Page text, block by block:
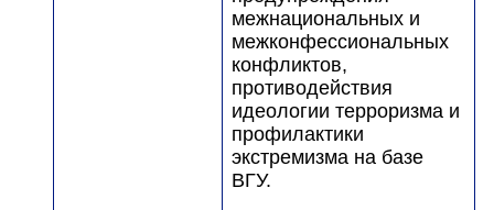
межнациональных и
межконфессиональных
конфликтов,
противодействия
идеологии терроризма и
профилактики
экстремизма на базе
ВГУ.